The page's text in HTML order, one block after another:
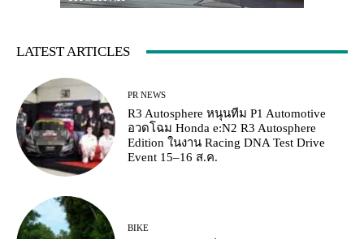
LATEST ARTICLES
PR NEWS
R3 Autosphere หนุนทีม P1 Automotive
อวดโฉม Honda e:N2 R3 Autosphere
Edition ในงาน Racing DNA Test Drive
Event 15–16 ส.ค.
BIKE